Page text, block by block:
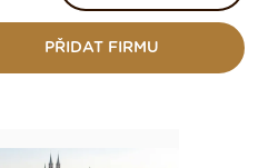
PŘIDAT FIRMU